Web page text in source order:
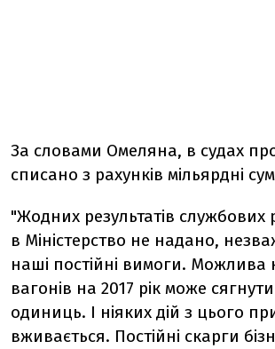
За словами Омеляна, в судах
списано з рахунків мільярдні
"Жодних результатів службових
в Міністерство не надано,
наші постійні вимоги. Можлива
вагонів на 2017 рік може
одиниць. І ніяких дій з цього
вживається. Постійні скарги